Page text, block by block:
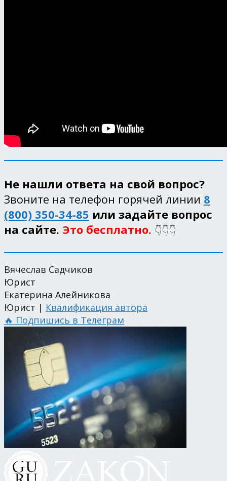
Не нашли ответа на свой вопрос?
Звоните на телефон горячей линии 8
(800) 350-34-85 или задайте вопрос
на сайте. Это бесплатно. 👇👇👇
Вячеслав Садчиков
Юрист
Екатерина Алейникова
Юрист | Квалификация автора
🔥 Подпишись в Телеграм